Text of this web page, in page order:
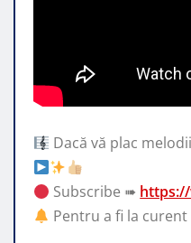
Dacă vă plac
Subscribe ➠
Pentru a fi la